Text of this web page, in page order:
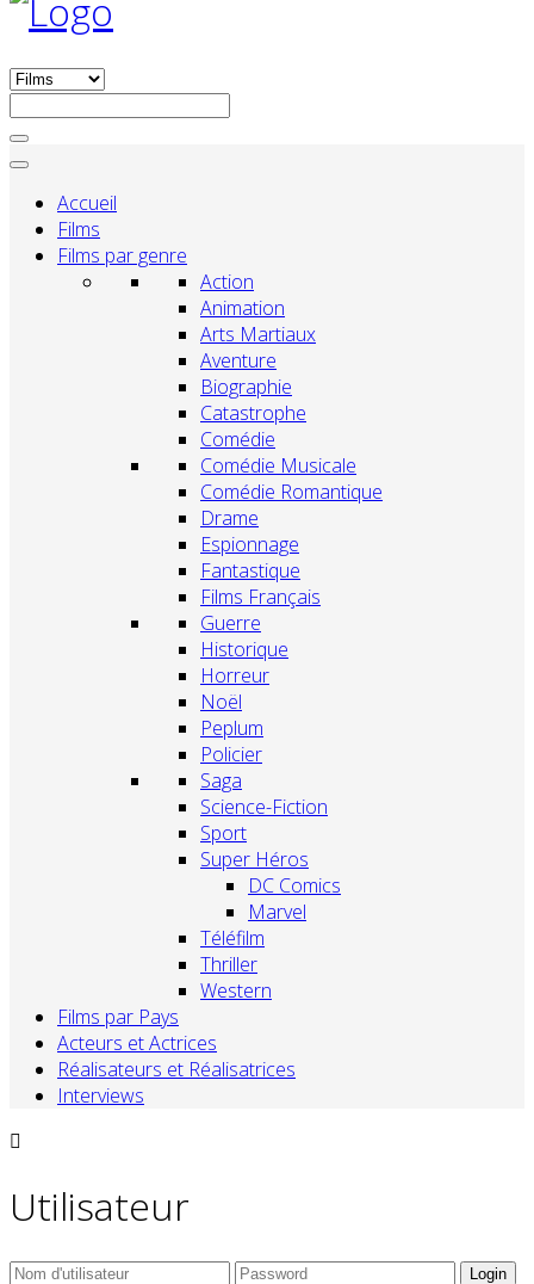
Accueil
Films
Films par genre
Action
Animation
Arts Martiaux
Aventure
Biographie
Catastrophe
Comédie
Comédie Musicale
Comédie Romantique
Drame
Espionnage
Fantastique
Films Français
Guerre
Historique
Horreur
Noël
Peplum
Policier
Saga
Science-Fiction
Sport
Super Héros
DC Comics
Marvel
Téléfilm
Thriller
Western
Films par Pays
Acteurs et Actrices
Réalisateurs et Réalisatrices
Interviews
Utilisateur